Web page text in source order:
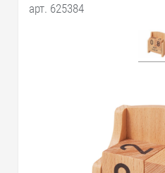
арт. 625384